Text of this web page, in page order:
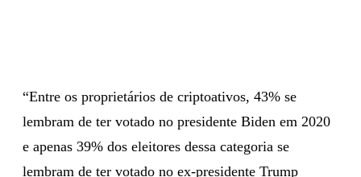
“Entre os proprietários de criptoativos, 43% se
lembram de ter votado no presidente Biden em 2020
e apenas 39% dos eleitores dessa categoria se
lembram de ter votado no ex-presidente Trump